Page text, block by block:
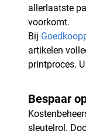
allerlaatste
voorkomt.
Bij
artikelen
printproces.
Bespaar
sleutelrol.